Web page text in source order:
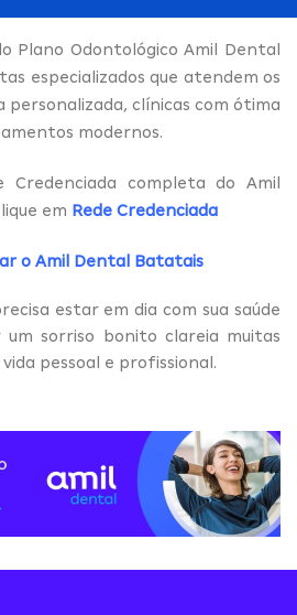
Plano Odontológico Amil Dental
especializados que atendem os
personalizada, clínicas com ótima
modernos.
Credenciada completa do Amil
em Rede Credenciada
o Amil Dental Batatais
estar em dia com sua saúde
um sorriso bonito clareia muitas
pessoal e profissional.